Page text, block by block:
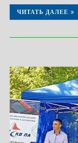
ЧИТАТЬ ДАЛЕЕ